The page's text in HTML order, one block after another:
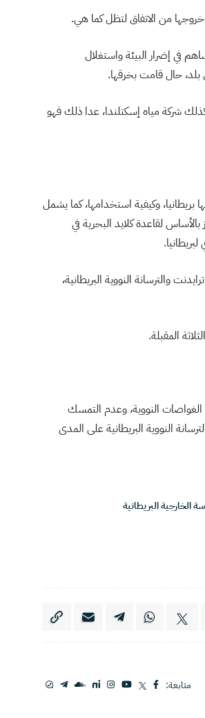
من الاتفاق لتظل كما هي.
في إضرار البيئة واستغلال
بلد، حال قامت بخرقها.
شركة مياه إسكتلندا، عدا ذلك فهو
بريطانيا، وكيفية استخدامها، كما يشمل
لقاعدة كلايد البحرية في
والترسانة النووية البريطانية،
المقبلة.
الغواصات النووية، وعدم التمسك
النووية البريطانية على المدى
الخارجية البريطانية
متابعة: